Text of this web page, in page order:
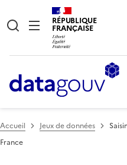
RÉPUBLIQUE
FRANÇAISE
Accueil Jeux de données
France